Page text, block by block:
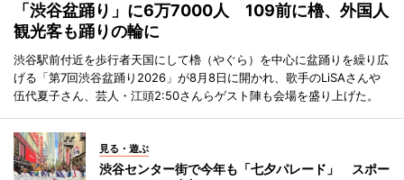
「渋谷盆踊り」に6万7000人 109前に櫓、外国人
観光客も踊りの輪に
渋谷駅前付近を歩行者天国にして櫓（やぐら）を中心に盆踊りを繰り広
げる「第7回渋谷盆踊り2026」が8月8日に開かれ、歌手のLiSAさんや
伍代夏子さん、芸人・江頭2:50さんらゲスト陣も会場を盛り上げた。
見る・遊ぶ
渋谷センター街で今年も「七夕パレード」 スポー